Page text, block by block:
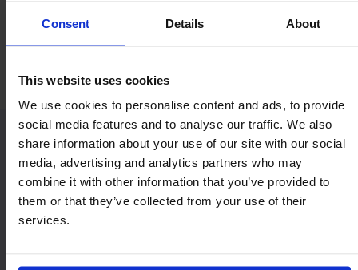
Consent Details About
This website uses cookies
We use cookies to personalise content and ads, to provide
social media features and to analyse our traffic. We also
share information about your use of our site with our social
media, advertising and analytics partners who may
combine it with other information that you’ve provided to
them or that they’ve collected from your use of their
services.
Orientação
cima
Economia e valor
Modelos similares para serviços
pesados: